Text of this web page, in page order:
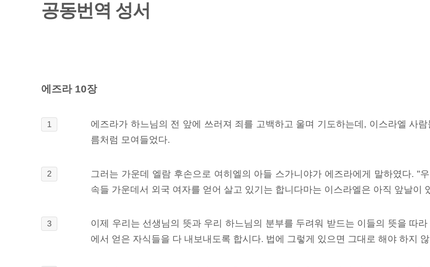
공동번역 성서
에즈라 10장
1
에즈라가 하느님의 전 앞에 쓰러져 죄를 고백하고 울며 기도하는데, 이스라엘 사
름처럼 모여들었다.
2
그러는 가운데 엘람 후손으로 여히엘의 아들 스가니야가 에즈라에게 말하였다. "
속들 가운데서 외국 여자를 얻어 살고 있기는 합니다마는 이스라엘은 아직 앞날이
3
이제 우리는 선생님의 뜻과 우리 하느님의 분부를 두려워 받드는 이들의 뜻을 따
에서 얻은 자식들을 다 내보내도록 합시다. 법에 그렇게 있으면 그대로 해야 하지